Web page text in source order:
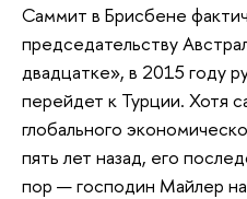
Саммит в Брисбене
председательству
двадцатке», в 2015 году
перейдет к Турции. Хотя
глобального
пять лет назад, его
пор — господин Майлер